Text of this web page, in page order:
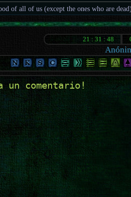
of all of us (except the ones who are